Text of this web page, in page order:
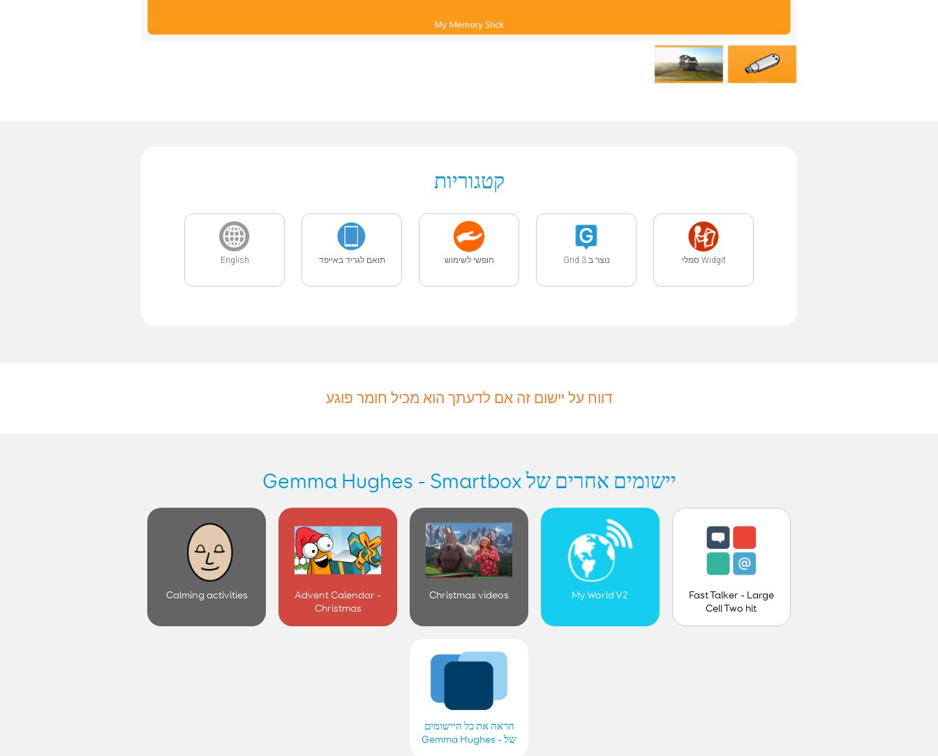
קטגוריות
Widgit סמלי נוצר ב Grid 3 חופשי לשימוש תואם לגריד באייפד English
דווח על יישום זה אם לדעתך הוא מכיל חומר פוגע
יישומים אחרים של Gemma Hughes - Smartbox
Fast Talker - Large
Cell Two hit
My World V2
Christmas videos
Advent Calendar -
Christmas
Calming activities
הראה את כל היישומים
של Gemma Hughes -